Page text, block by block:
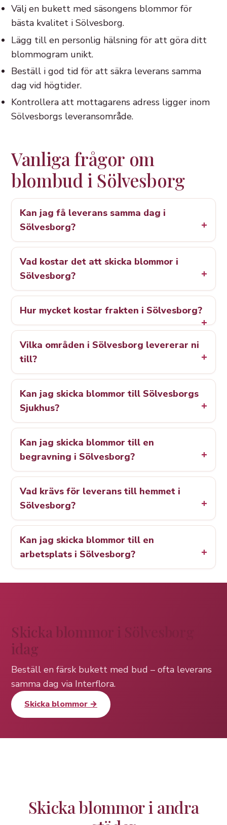
Välj en bukett med säsongens blommor för
bästa kvalitet i Sölvesborg.
Lägg till en personlig hälsning för att göra ditt
blommogram unikt.
Beställ i god tid för att säkra leverans samma
dag vid högtider.
Kontrollera att mottagarens adress ligger inom
Sölvesborgs leveransområde.
Vanliga frågor om
blombud i Sölvesborg
Kan jag få leverans samma dag i
Sölvesborg?
Vad kostar det att skicka blommor i
Sölvesborg?
Hur mycket kostar frakten i Sölvesborg?
Vilka områden i Sölvesborg levererar ni
till?
Kan jag skicka blommor till Sölvesborgs
Sjukhus?
Kan jag skicka blommor till en
begravning i Sölvesborg?
Vad krävs för leverans till hemmet i
Sölvesborg?
Kan jag skicka blommor till en
arbetsplats i Sölvesborg?
Skicka blommor i Sölvesborg
idag
Beställ en färsk bukett med bud – ofta leverans
samma dag via Interflora.
Skicka blommor →
Skicka blommor i andra